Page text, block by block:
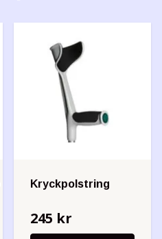
Kryckpolstring
245 kr